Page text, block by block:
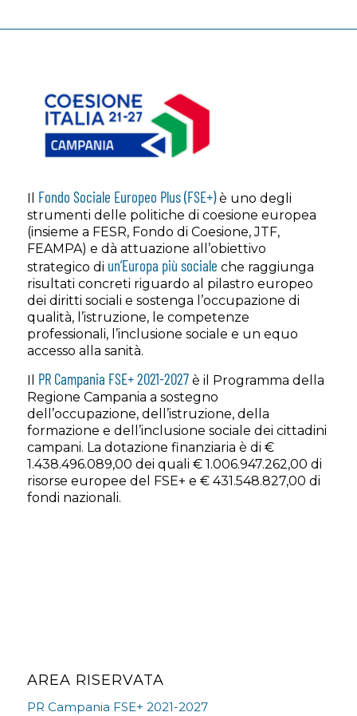
Fondo Sociale Europeo Plus (FSE+)è uno degli
strumenti delle politiche di coesione europea
(insieme a FESR, Fondo di Coesione, JTF,
FEAMPA) e dà attuazione all’obiettivo
strategico di un’Europa più sociale che raggiunga
risultati concreti riguardo al pilastro europeo
dei diritti sociali e sostenga l’occupazione di
qualità, l’istruzione, le competenze
professionali, l’inclusione sociale e un equo
accesso alla sanità.
Il PR Campania FSE+ 2021-2027è il Programma della
Regione Campania a sostegno
dell’occupazione, dell’istruzione, della
formazione e dell’inclusione sociale dei cittadini
campani. La dotazione finanziaria è di €
1.438.496.089,00 dei quali € 1.006.947.262,00 di
risorse europee del FSE+ e € 431.548.827,00 di
fondi nazionali.
AREA RISERVATA
PR Campania FSE+ 2021-2027